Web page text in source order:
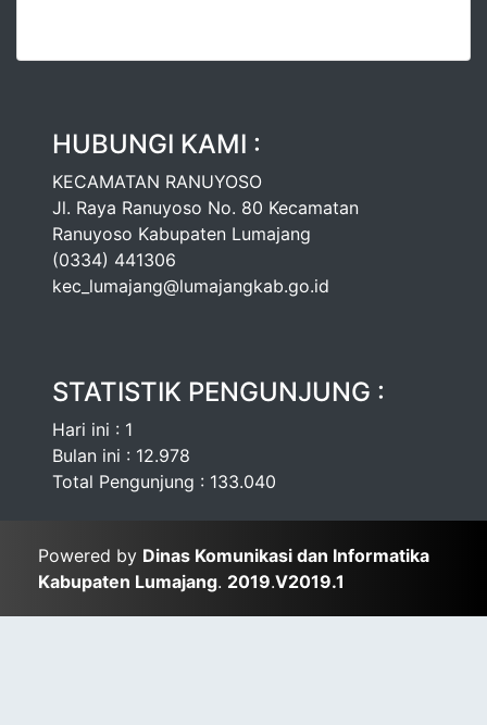
HUBUNGI KAMI :
KECAMATAN RANUYOSO
Jl. Raya Ranuyoso No. 80 Kecamatan
Ranuyoso Kabupaten Lumajang
(0334) 441306
kec_lumajang@lumajangkab.go.id
STATISTIK PENGUNJUNG :
Hari ini : 1
Bulan ini : 12.978
Total Pengunjung : 133.040
Powered by Dinas Komunikasi dan Informatika
Kabupaten Lumajang. 2019.V2019.1